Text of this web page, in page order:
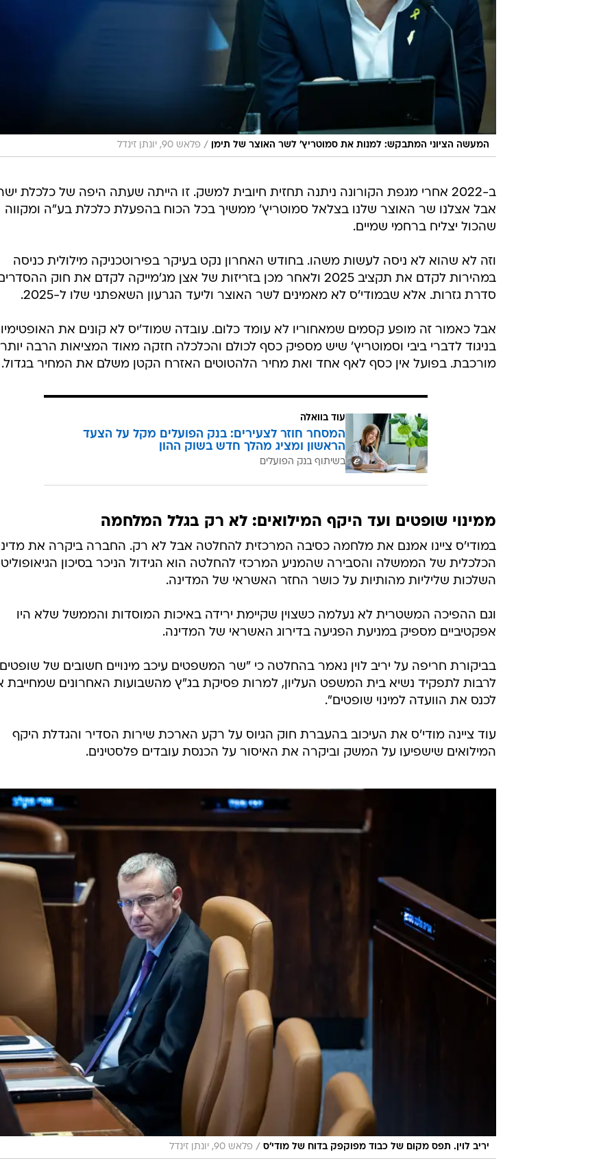
המעשה הציוני המתבקש: למנות את סמוטריץ' לשר האוצר של תימן / פלאש 90, יונתן זינדל
ב-2022 אחרי מגפת הקורונה ניתנה תחזית חיובית למשק. זו הייתה שעתה היפה של כלכלת
אבל אצלנו שר האוצר שלנו בצלאל סמוטריץ' ממשיך בכל הכוח בהפעלת כלכלת בע"ה ומקווה
שהכול יצליח ברחמי שמיים.
וזה לא שהוא לא ניסה לעשות משהו. בחודש האחרון נקט בעיקר בפירוטכניקה מילולית כניסה
במהירות לקדם את תקציב 2025 ולאחר מכן בזריזות של אצן מג'מייקה לקדם את חוק
סדרת גזרות. אלא שבמודי'ס לא מאמינים לשר האוצר וליעד הגרעון השאפתני שלו ל-2025.
אבל כאמור זה מופע קסמים שמאחוריו לא עומד כלום. עובדה שמוד'יס לא קונים את
בניגוד לדברי ביבי וסמוטריץ' שיש מספיק כסף לכולם והכלכלה חזקה מאוד המציאות הרבה יותר
מורכבת. בפועל אין כסף לאף אחד ואת מחיר הלהטוטים האזרח הקטן משלם את המחיר בגדול.
עוד בוואלה
המסחר חוזר לצעירים: בנק הפועלים מקל על הצעד
הראשון ומציג מהלך חדש בשוק ההון
בשיתוף בנק הפועלים
ממינוי שופטים ועד היקף המילואים: לא רק בגלל המלחמה
במודי'ס ציינו אמנם את מלחמה כסיבה המרכזית להחלטה אבל לא רק. החברה ביקרה את
הכלכלית של הממשלה והסבירה שהמניע המרכזי להחלטה הוא הגידול הניכר בסיכון
השלכות שליליות מהותיות על כושר החזר האשראי של המדינה.
וגם ההפיכה המשטרית לא נעלמה כשצוין שקיימת ירידה באיכות המוסדות והממשל שלא היו
אפקטיביים מספיק במניעת הפגיעה בדירוג האשראי של המדינה.
בביקורת חריפה על יריב לוין נאמר בהחלטה כי "שר המשפטים עיכב מינויים חשובים של
לרבות לתפקיד נשיא בית המשפט העליון, למרות פסיקת בג"ץ מהשבועות האחרונים שמחייבת
לכנס את הוועדה למינוי שופטים".
עוד ציינה מודי'ס את העיכוב בהעברת חוק הגיוס על רקע הארכת שירות הסדיר והגדלת היקף
המילואים שישפיעו על המשק וביקרה את האיסור על הכנסת עובדים פלסטינים.
יריב לוין. תפס מקום של כבוד מפוקפק בדוח של מודי'ס / פלאש 90, יונתן זינדל